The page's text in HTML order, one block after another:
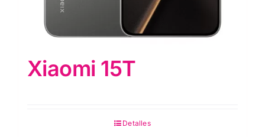
Xiaomi 15T
Detalles